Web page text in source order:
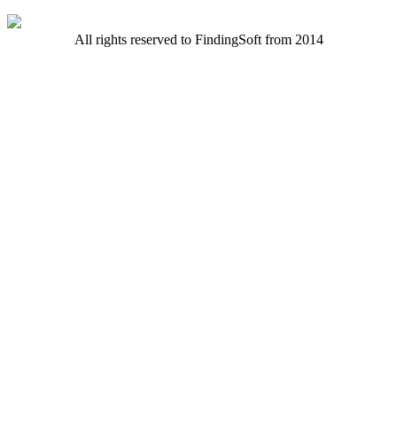
All rights reserved to FindingSoft from 2014